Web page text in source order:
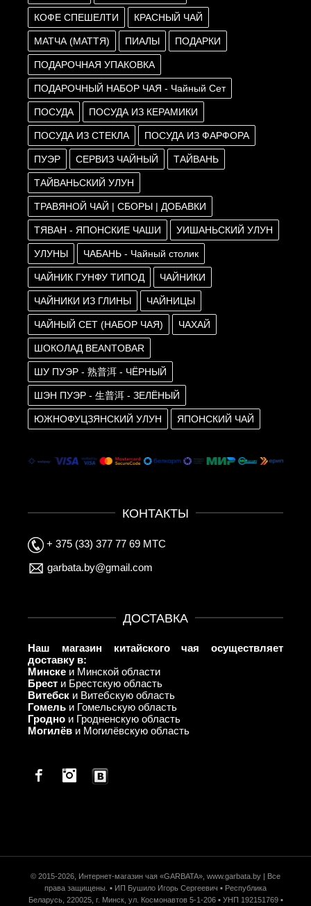
КОФЕ СПЕШЕЛТИ КРАСНЫЙ ЧАЙ
МАТЧА (МАТТЯ) ПИАЛЫ ПОДАРКИ
ПОДАРОЧНАЯ УПАКОВКА
ПОДАРОЧНЫЙ НАБОР ЧАЯ - Чайный Сет
ПОСУДА ПОСУДА ИЗ КЕРАМИКИ
ПОСУДА ИЗ СТЕКЛА ПОСУДА ИЗ ФАРФОРА
ПУЭР СЕРВИЗ ЧАЙНЫЙ ТАЙВАНЬ
ТАЙВАНЬСКИЙ УЛУН
ТРАВЯНОЙ ЧАЙ | СБОРЫ | ДОБАВКИ
ТЯВАН - ЯПОНСКИЕ ЧАШИ УИШАНЬСКИЙ УЛУН
УЛУНЫ ЧАБАНЬ - Чайный столик
ЧАЙНИК ГУНФУ ТИПОД ЧАЙНИКИ
ЧАЙНИКИ ИЗ ГЛИНЫ ЧАЙНИЦЫ
ЧАЙНЫЙ СЕТ (НАБОР ЧАЯ) ЧАХАЙ
ШОКОЛАД BEANTOBAR
ШУ ПУЭР - 熟普洱 - ЧЁРНЫЙ
ШЭН ПУЭР - 生普洱 - ЗЕЛЁНЫЙ
ЮЖНОФУЦЗЯНСКИЙ УЛУН ЯПОНСКИЙ ЧАЙ
КОНТАКТЫ
+ 375 (33) 377 77 69 МТС
garbata.by@gmail.com
ДОСТАВКА
Наш магазин китайского чая осуществляет
доставку в:
Минске и Минской области
Брест и Брестскую область
Витебск и Витебскую область
Гомель и Гомельскую область
Гродно и Гродненскую область
Могилёв и Могилёвскую область
Facebook
© 2015-2026, Интернет-магазин чая «GARBATA», www.garbata.by | Все
права защищены. ▪ ИП Бушило Игорь Сергеевич ▪ Республика
Беларусь, 220025, г. Минск, ул. Космонавтов 5-1-206 ▪ УНП 192151769 ▪